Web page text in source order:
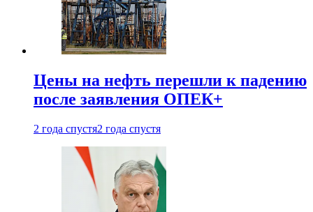
Цены на нефть перешли к падению
после заявления ОПЕК+
2 года спустя2 года спустя